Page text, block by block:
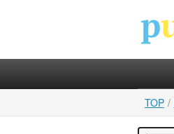
TOP